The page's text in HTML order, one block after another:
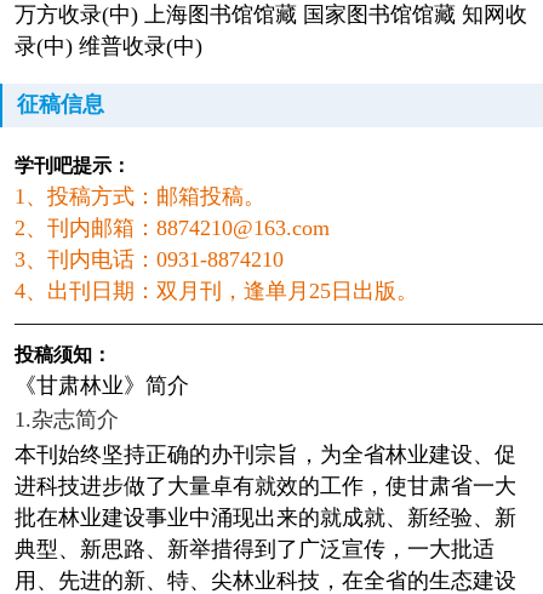
万方收录(中) 上海图书馆馆藏 国家图书馆馆藏 知网收
录(中) 维普收录(中)
征稿信息
学刊吧提示：
1、投稿方式：邮箱投稿。
2、刊内邮箱：8874210@163.com
3、刊内电话：0931-8874210
4、出刊日期：双月刊，逢单月25日出版。
投稿须知：
《甘肃林业》简介
1.杂志简介
本刊始终坚持正确的办刊宗旨，为全省林业建设、促
进科技进步做了大量卓有就效的工作，使甘肃省一大
批在林业建设事业中涌现出来的就成就、新经验、新
典型、新思路、新举措得到了广泛宣传，一大批适
用、先进的新、特、尖林业科技，在全省的生态建设